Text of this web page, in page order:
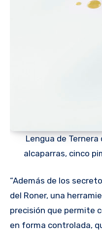
Lengua de
alcaparras, cinco
“Además de los
del Roner, una
precisión que permite
en forma controlada,